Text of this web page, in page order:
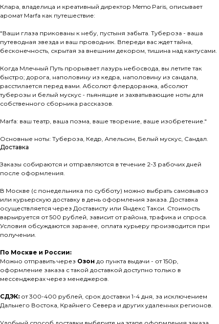
Клара, владелица и креативный директор Memo Paris, описывает
аромат Marfa как путешествие:
"Ваши глаза прикованы к небу, пустыня забыта. Тубероза - ваша
путеводная звезда и ваш проводник. Впереди вас ждет тайна,
бесконечность, скрытая за внешним декором, тишина над кактусами.
Когда Млечный Путь прорывает лазурь небосвода, вы летите так
быстро; дорога, наполовину из кедра, наполовину из сандала,
расстилается перед вами. Абсолют флердоранжа, абсолют
туберозы и белый мускус - пьянящие и захватывающие ноты для
собственного сборника рассказов.
Marfa: ваш театр, ваша поэма, ваше творение, ваше изобретение."
Основные ноты: Тубероза, Кедр, Апельсин, Белый мускус, Сандал.
Доставка
Заказы собираются и отправляются в течение 2-3 рабочих дней
после оформления.
В Москве (с понедельника по субботу) можно выбрать самовывоз
или курьерскую доставку в день оформления заказа. Доставка
осуществляется через Достависту или Яндекс Такси. Стоимость
варьируется от 500 рублей, зависит от района, трафика и спроса.
Условия обсуждаются заранее, оплата курьеру производится при
получении.
По Москве и России:
Можно отправить через Озон до пункта выдачи - от 150р,
оформление заказа с такой доставкой доступно только в
мессенджерах через менеджеров.
СДЭК: от 300-400 рублей, срок доставки 1-4 дня, за исключением
Дальнего Востока, Крайнего Севера и других удаленных регионов.